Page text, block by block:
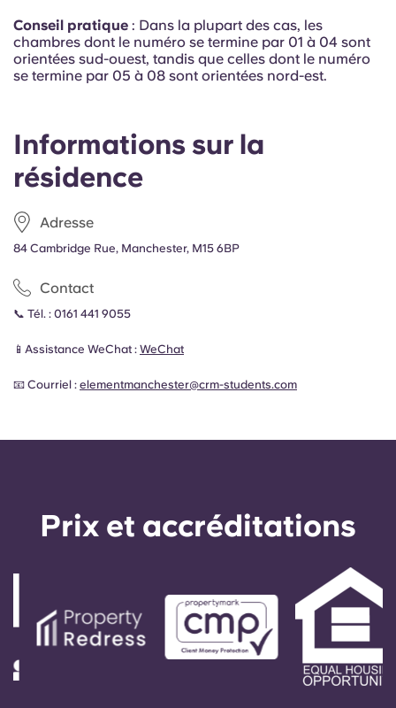
Informations sur la
résidence
Adresse
84 Cambridge Rue, Manchester, M15 6BP
Contact
📞 Tél. : 0161 441 9055
📱Assistance WeChat : WeChat
📧 Courriel : elementmanchester@crm-students.com
Conseil pratique : Dans la plupart des cas, les
chambres dont le numéro se termine par 01 à 04 sont
orientées sud-ouest, tandis que celles dont le numéro
se termine par 05 à 08 sont orientées nord-est.
Prix ​​et accréditations